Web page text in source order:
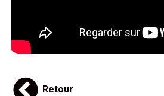
Retour